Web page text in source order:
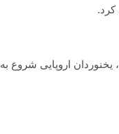
در نیمه اول قرن بیستم، یخنوردی همچنان بخشی از صعودهای کوهستانی محسوب می‌شد. اما در دهه ۱۹۳۰، یخنوردان اروپایی شروع به